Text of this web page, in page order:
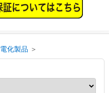
電化製品 ＞